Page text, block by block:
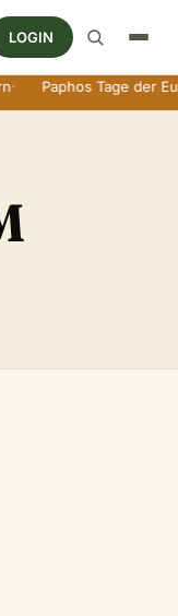
LOGIN
Paphos Tage der